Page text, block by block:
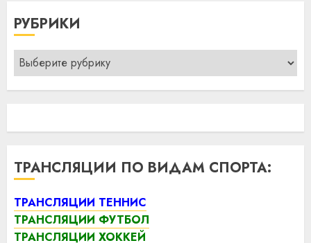
РУБРИКИ
Рубрики
ТРАНСЛЯЦИИ ПО ВИДАМ СПОРТА:
ТРАНСЛЯЦИИ ТЕННИС
ТРАНСЛЯЦИИ ФУТБОЛ
ТРАНСЛЯЦИИ ХОККЕЙ